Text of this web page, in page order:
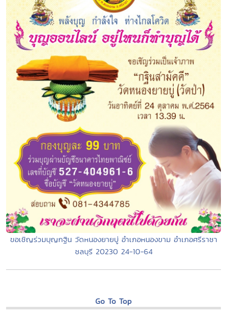
ขอเชิญร่วมบุญกฐิน วัดหนองยายบู่ อำเภอหนองขาม อำเภอศรีราชา
ชลบุรี 20230 24-10-64
Go To Top